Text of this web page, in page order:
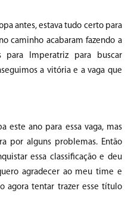
antes, estava tudo certo para
caminho acabaram fazendo a
para Imperatriz para buscar
a vitória e a vaga que
este ano para essa vaga, mas
por alguns problemas. Então
essa classificação e deu
agradecer ao meu time e
agora tentar trazer esse título